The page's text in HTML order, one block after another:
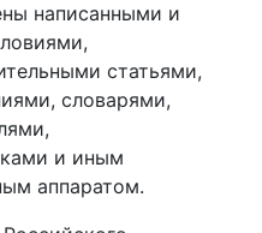
написанными и
статьями,
словарями,
и иным
аппаратом.